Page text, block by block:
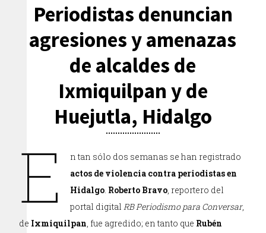
Periodistas denuncian
agresiones y amenazas
de alcaldes de
Ixmiquilpan y de
Huejutla, Hidalgo
E
n tan sólo dos semanas se han registrado
actos de violencia contra periodistas en
Hidalgo Roberto Bravo , reportero del
portal digital RB Periodismo para Conversar,
de Ixmiquilpan , fue agredido; en tanto que Rubén